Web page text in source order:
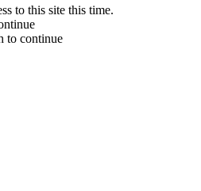
to this site this time.
to continue